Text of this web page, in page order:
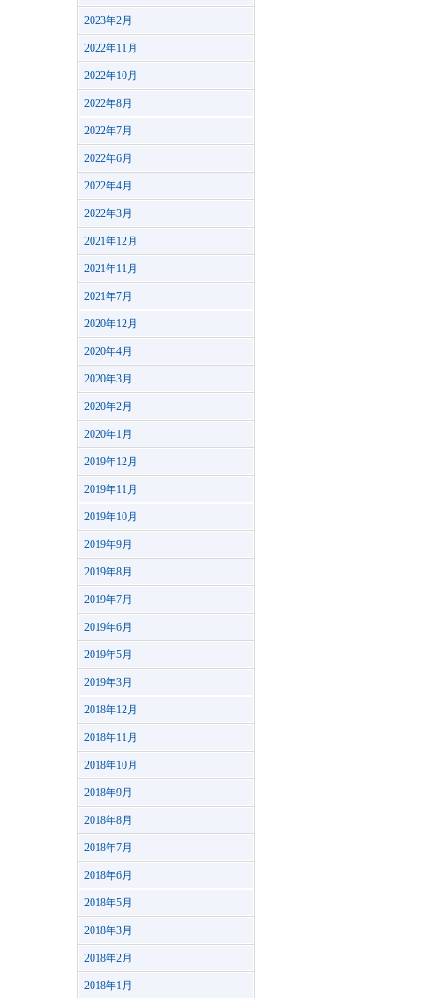
2023年2月
2022年11月
2022年10月
2022年8月
2022年7月
2022年6月
2022年4月
2022年3月
2021年12月
2021年11月
2021年7月
2020年12月
2020年4月
2020年3月
2020年2月
2020年1月
2019年12月
2019年11月
2019年10月
2019年9月
2019年8月
2019年7月
2019年6月
2019年5月
2019年3月
2018年12月
2018年11月
2018年10月
2018年9月
2018年8月
2018年7月
2018年6月
2018年5月
2018年3月
2018年2月
2018年1月